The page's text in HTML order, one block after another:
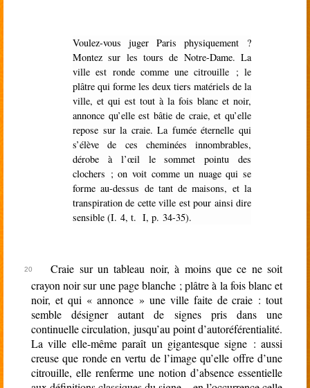
Voulez-vous juger Paris physiquement ?
Montez sur les tours de Notre-Dame. La
ville est ronde comme une citrouille ; le
plâtre qui forme les deux tiers matériels de la
ville, et qui est tout à la fois blanc et noir,
annonce qu’elle est bâtie de craie, et qu’elle
repose sur la craie. La fumée éternelle qui
s’élève de ces cheminées innombrables,
dérobe à l’œil le sommet pointu des
clochers ; on voit comme un nuage qui se
forme au-dessus de tant de maisons, et la
transpiration de cette ville est pour ainsi dire
sensible (I. 4, t. I, p. 34-35).
Craie sur un tableau noir, à moins que ce ne soit
crayon noir sur une page blanche ; plâtre à la fois blanc et
noir, et qui « annonce » une ville faite de craie : tout
semble désigner autant de signes pris dans une
continuelle circulation, jusqu’au point d’autoréférentialité.
La ville elle-même paraît un gigantesque signe : aussi
creuse que ronde en vertu de l’image qu’elle offre d’une
citrouille, elle renferme une notion d’absence essentielle